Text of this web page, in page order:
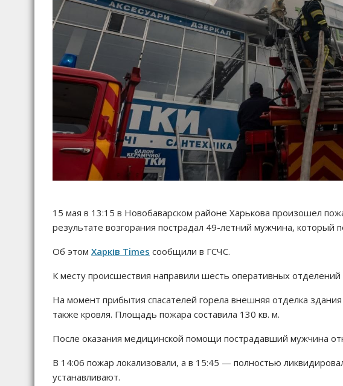
15 мая в 13:15 в Новобаварском районе Харькова произошел
результате возгорания пострадал 49-летний мужчина, который
Об этом Харків Times сообщили в ГСЧС.
К месту происшествия направили шесть оперативных
На момент прибытия спасателей горела внешняя отделка
также кровля. Площадь пожара составила 130 кв. м.
После оказания медицинской помощи пострадавший мужчина
В 14:06 пожар локализовали, а в 15:45 — полностью
устанавливают.